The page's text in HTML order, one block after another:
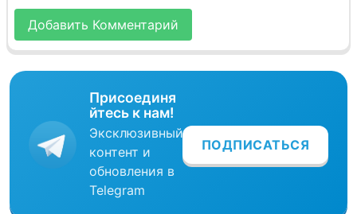
Добавить Комментарий
Присоединя
йтесь к нам!
Эксклюзивный
контент и
обновления в
Telegram
ПОДПИСАТЬСЯ